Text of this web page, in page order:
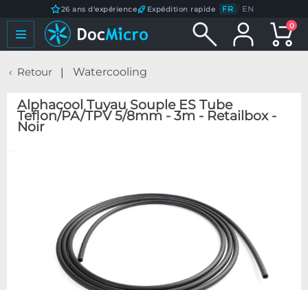
26 ans d'expérience Expédition rapide FR / EN
0
Retour Watercooling
Alphacool Tuyau Souple ES Tube
Teflon/PA/TPV 5/8mm - 3m - Retailbox -
Noir